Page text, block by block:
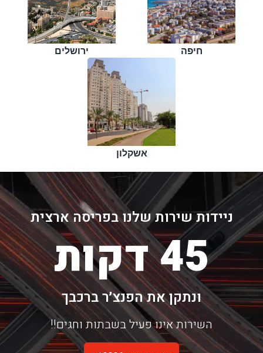
ירושלים חיפה
אשקלון
ניידות שירות שלנו בפריסה ארצית
45 דקות
ונתקן את הפנצ׳ר ברכבך
השירות אינו פעיל בשבתות וחגים!!